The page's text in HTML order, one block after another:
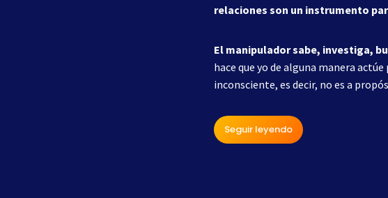
relaciones son un instrumento
El manipulador sabe, investiga,
hace que yo de alguna manera
inconsciente, es decir, no es a
Seguir leyendo